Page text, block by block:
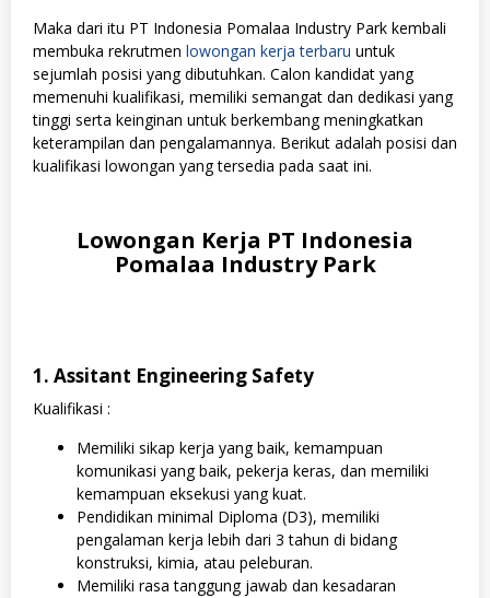
Maka dari itu PT Indonesia Pomalaa Industry Park kembali
membuka rekrutmen lowongan kerja terbaru untuk
sejumlah posisi yang dibutuhkan. Calon kandidat yang
memenuhi kualifikasi, memiliki semangat dan dedikasi yang
tinggi serta keinginan untuk berkembang meningkatkan
keterampilan dan pengalamannya. Berikut adalah posisi dan
kualifikasi lowongan yang tersedia pada saat ini.
Lowongan Kerja PT Indonesia
Pomalaa Industry Park
1. Assitant Engineering Safety
Kualifikasi :
Memiliki sikap kerja yang baik, kemampuan
komunikasi yang baik, pekerja keras, dan memiliki
kemampuan eksekusi yang kuat.
Pendidikan minimal Diploma (D3), memiliki
pengalaman kerja lebih dari 3 tahun di bidang
konstruksi, kimia, atau peleburan.
Memiliki rasa tanggung jawab dan kesadaran